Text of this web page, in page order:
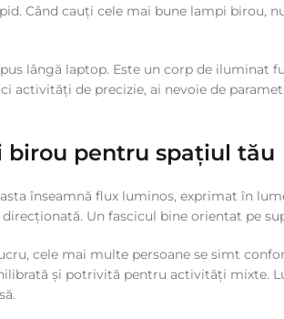
Când cauți cele mai bune lampi birou,
lângă laptop. Este un corp de
activități de precizie, ai nevoie de
birou pentru spațiul tău
înseamnă flux luminos, exprimat în
Un fascicul bine orientat pe
cele mai multe persoane se simt
și potrivită pentru activități mixte.